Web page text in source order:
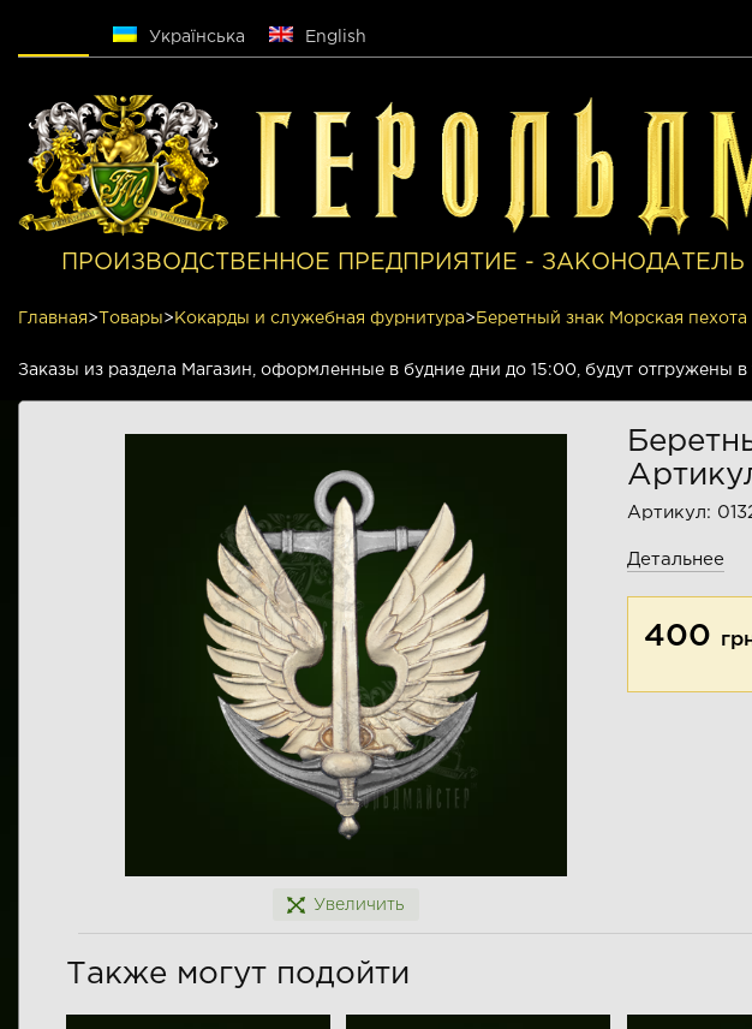
Українська English
ПРОИЗВОДСТВЕННОЕ ПРЕДПРИЯТИЕ -
Главная> Товары> Кокарды и служебная фурнитура> Беретный знак Морская пехота
Заказы из раздела Магазин, оформленные в будние дни до 15:00, будут
Увеличить
Артикул:
Детальнее
400
Также могут подойти